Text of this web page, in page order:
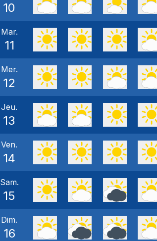
10
Mar.
11
Mer.
12
Jeu.
13
Ven.
14
Sam.
15
Dim.
16